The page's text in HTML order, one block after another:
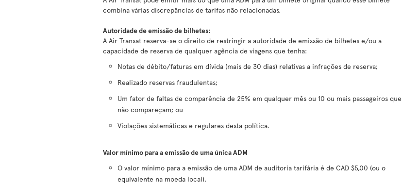
combina várias discrepâncias de tarifas não relacionadas.
Autoridade de emissão de bilhetes:
A Air Transat reserva-se o direito de restringir a autoridade de emissão de bilhetes e/ou a
capacidade de reserva de qualquer agência de viagens que tenha:
Notas de débito/faturas em dívida (mais de 30 dias) relativas a infrações de reserva;
Realizado reservas fraudulentas;
Um fator de faltas de comparência de 25% em qualquer mês ou 10 ou mais passageiros que
não compareçam; ou
Violações sistemáticas e regulares desta política.
Valor mínimo para a emissão de uma única ADM
O valor mínimo para a emissão de uma ADM de auditoria tarifária é de CAD $5,00 (ou o
equivalente na moeda local).